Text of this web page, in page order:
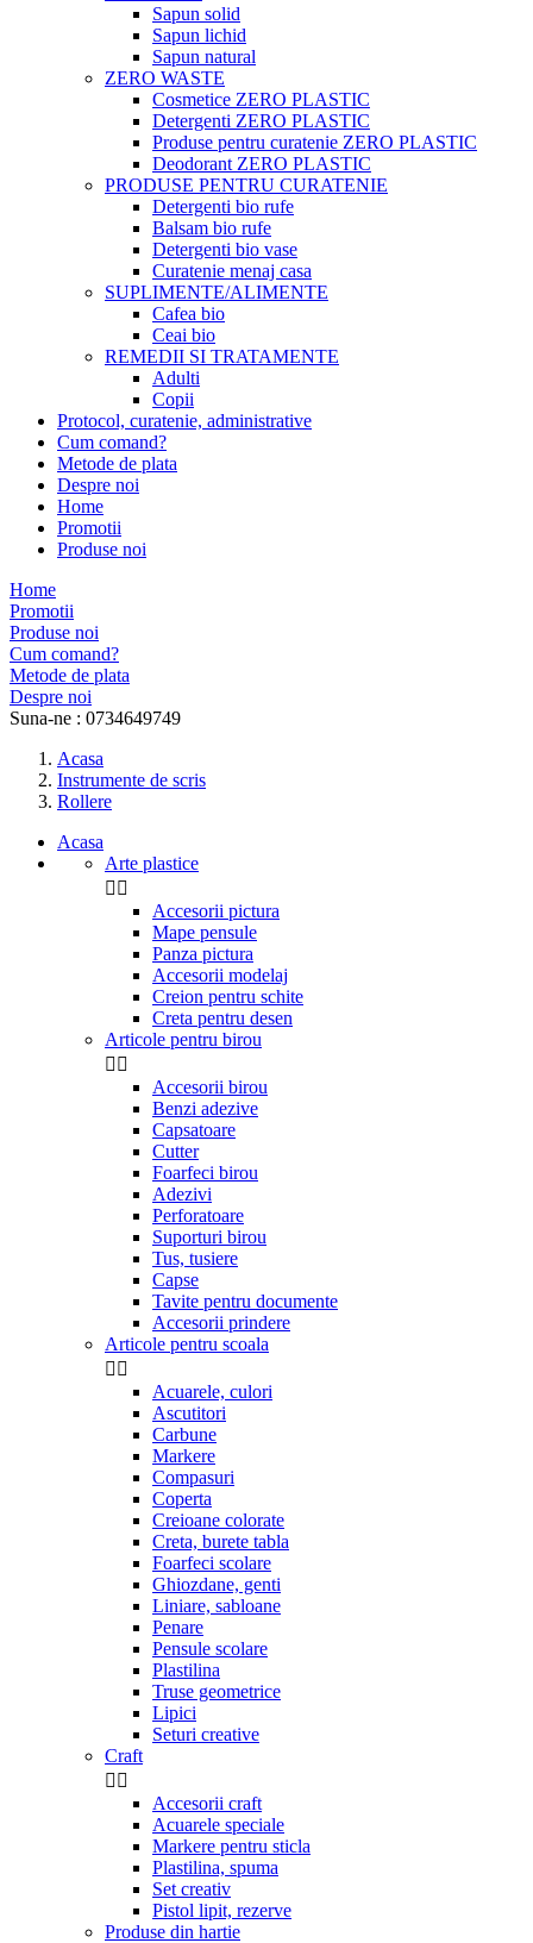
Sapun solid
Sapun lichid
Sapun natural
ZERO WASTE
Cosmetice ZERO PLASTIC
Detergenti ZERO PLASTIC
Produse pentru curatenie ZERO PLASTIC
Deodorant ZERO PLASTIC
PRODUSE PENTRU CURATENIE
Detergenti bio rufe
Balsam bio rufe
Detergenti bio vase
Curatenie menaj casa
SUPLIMENTE/ALIMENTE
Cafea bio
Ceai bio
REMEDII SI TRATAMENTE
Adulti
Copii
Protocol, curatenie, administrative
Cum comand?
Metode de plata
Despre noi
Home
Promotii
Produse noi
Home
Promotii
Produse noi
Cum comand?
Metode de plata
Despre noi
Suna-ne : 0734649749
Acasa
Instrumente de scris
Rollere
Acasa
Arte plastice
 
Accesorii pictura
Mape pensule
Panza pictura
Accesorii modelaj
Creion pentru schite
Creta pentru desen
Articole pentru birou
 
Accesorii birou
Benzi adezive
Capsatoare
Cutter
Foarfeci birou
Adezivi
Perforatoare
Suporturi birou
Tus, tusiere
Capse
Tavite pentru documente
Accesorii prindere
Articole pentru scoala
 
Acuarele, culori
Ascutitori
Carbune
Markere
Compasuri
Coperta
Creioane colorate
Creta, burete tabla
Foarfeci scolare
Ghiozdane, genti
Liniare, sabloane
Penare
Pensule scolare
Plastilina
Truse geometrice
Lipici
Seturi creative
Craft
 
Accesorii craft
Acuarele speciale
Markere pentru sticla
Plastilina, spuma
Set creativ
Pistol lipit, rezerve
Produse din hartie